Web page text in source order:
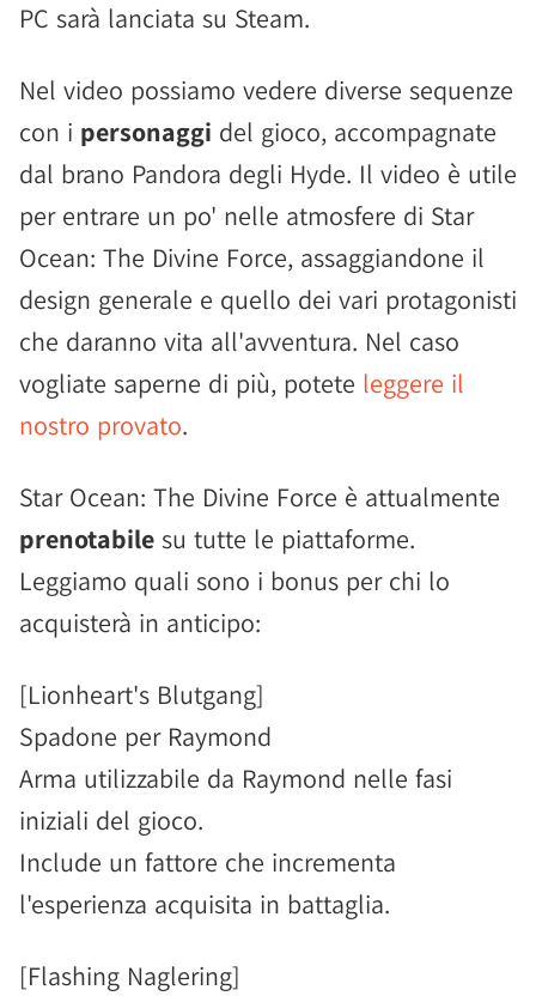
PC sarà lanciata su Steam.
Nel video possiamo vedere diverse sequenze
con i personaggi del gioco, accompagnate
dal brano Pandora degli Hyde. Il video è utile
per entrare un po' nelle atmosfere di Star
Ocean: The Divine Force, assaggiandone il
design generale e quello dei vari protagonisti
che daranno vita all'avventura. Nel caso
vogliate saperne di più, potete leggere il
nostro provato.
Star Ocean: The Divine Force è attualmente
prenotabile su tutte le piattaforme.
Leggiamo quali sono i bonus per chi lo
acquisterà in anticipo:
[Lionheart's Blutgang]
Spadone per Raymond
Arma utilizzabile da Raymond nelle fasi
iniziali del gioco.
Include un fattore che incrementa
l'esperienza acquisita in battaglia.
[Flashing Naglering]